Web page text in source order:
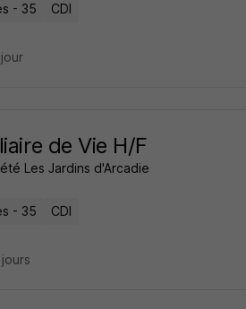
- 35 CDI
de Vie H/F
Les Jardins d'Arcadie
- 35 CDI